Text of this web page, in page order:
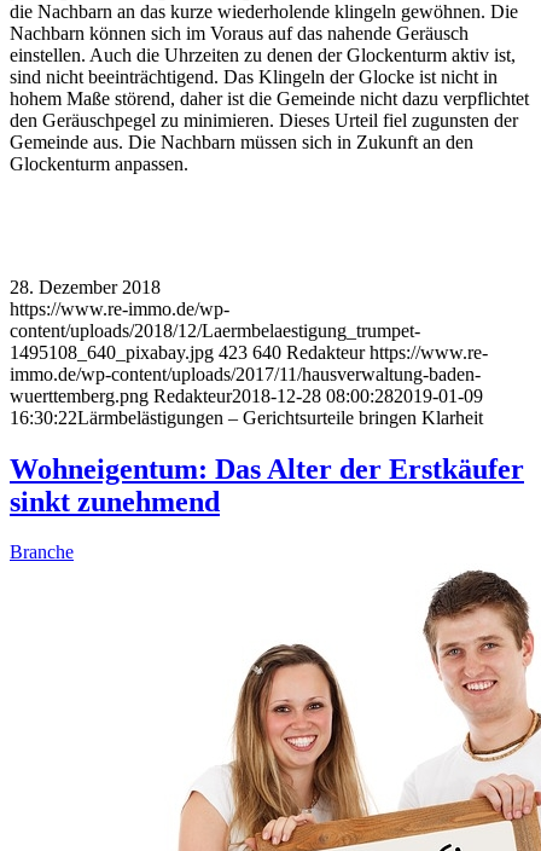
die Nachbarn an das kurze wiederholende klingeln gewöhnen. Die
Nachbarn können sich im Voraus auf das nahende Geräusch
einstellen. Auch die Uhrzeiten zu denen der Glockenturm aktiv ist,
sind nicht beeinträchtigend. Das Klingeln der Glocke ist nicht in
hohem Maße störend, daher ist die Gemeinde nicht dazu verpflichtet
den Geräuschpegel zu minimieren. Dieses Urteil fiel zugunsten der
Gemeinde aus. Die Nachbarn müssen sich in Zukunft an den
Glockenturm anpassen.
28. Dezember 2018
https://www.re-immo.de/wp-
content/uploads/2018/12/Laermbelaestigung_trumpet-
1495108_640_pixabay.jpg 423 640 Redakteur https://www.re-
immo.de/wp-content/uploads/2017/11/hausverwaltung-baden-
wuerttemberg.png Redakteur2018-12-28 08:00:282019-01-09
16:30:22Lärmbelästigungen – Gerichtsurteile bringen Klarheit
Wohneigentum: Das Alter der Erstkäufer
sinkt zunehmend
Branche